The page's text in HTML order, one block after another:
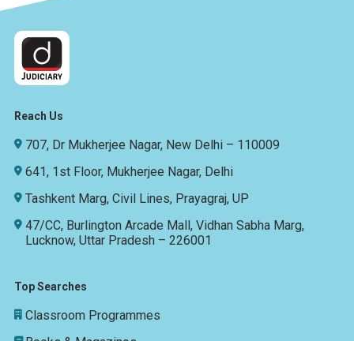
Reach Us
707, Dr Mukherjee Nagar, New Delhi – 110009
641, 1st Floor, Mukherjee Nagar, Delhi
Tashkent Marg, Civil Lines, Prayagraj, UP
47/CC, Burlington Arcade Mall, Vidhan Sabha Marg,
Lucknow, Uttar Pradesh – 226001
Top Searches
Classroom Programmes